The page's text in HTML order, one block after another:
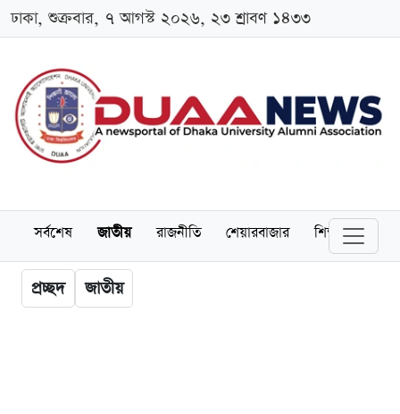
ঢাকা, শুক্রবার, ৭ আগস্ট ২০২৬, ২৩ শ্রাবণ ১৪৩৩
সর্বশেষ জাতীয় রাজনীতি শেয়ারবাজার শিক্ষা
প্রচ্ছদ জাতীয়